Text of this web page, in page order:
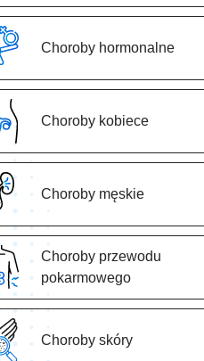
Choroby hormonalne
Choroby kobiece
Choroby męskie
Choroby przewodu
pokarmowego
Choroby skóry